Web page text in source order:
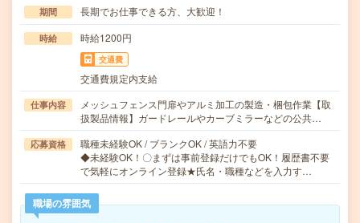
期間 長期でお仕事できる方、大歓迎！
時給 時給1200円
交通費
交通費規定内支給
仕事内容
メッシュフェンス門扉やアルミ加工の製造・梱包作業【取
扱製品情報】ガードレールやカーブミラーなどの公共…
応募資格
職種未経験OK / ブランクOK / 英語力不要
◆未経験OK！〇まずは事前登録だけでもOK！履歴書不要
で気軽にオンライン登録★氏名・職種などを入力す…
職場の雰囲気